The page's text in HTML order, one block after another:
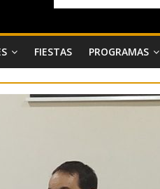
FIESTAS PROGRAMAS